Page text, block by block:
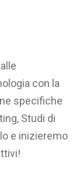
con la
specifiche
Studi di
e inizieremo